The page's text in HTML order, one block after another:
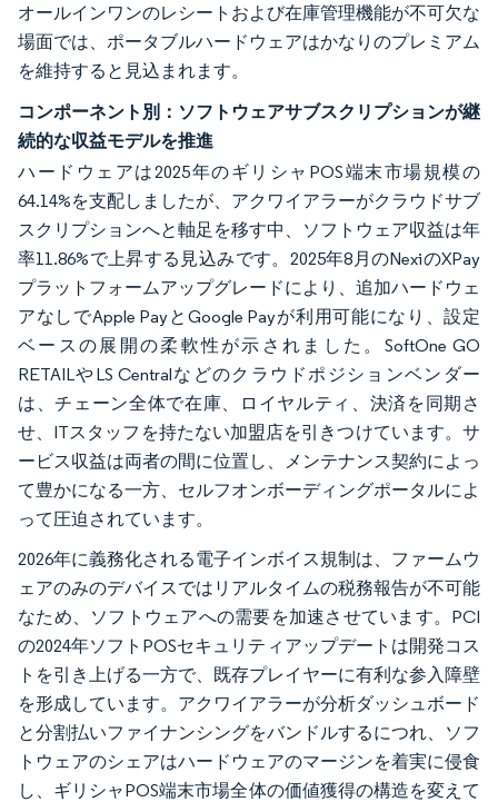
オールインワンのレシートおよび在庫管理機能が不可欠な
場面では、ポータブルハードウェアはかなりのプレミアム
を維持すると見込まれます。
コンポーネント別：ソフトウェアサブスクリプションが継
続的な収益モデルを推進
ハードウェアは2025年のギリシャPOS端末市場規模の
64.14%を支配しましたが、アクワイアラーがクラウドサブ
スクリプションへと軸足を移す中、ソフトウェア収益は年
率11.86%で上昇する見込みです。2025年8月のNexiのXPay
プラットフォームアップグレードにより、追加ハードウェ
アなしでApple PayとGoogle Payが利用可能になり、設定
ベースの展開の柔軟性が示されました。SoftOne GO
RETAILやLS Centralなどのクラウドポジションベンダー
は、チェーン全体で在庫、ロイヤルティ、決済を同期さ
せ、ITスタッフを持たない加盟店を引きつけています。サ
ービス収益は両者の間に位置し、メンテナンス契約によっ
て豊かになる一方、セルフオンボーディングポータルによ
って圧迫されています。
2026年に義務化される電子インボイス規制は、ファームウ
ェアのみのデバイスではリアルタイムの税務報告が不可能
なため、ソフトウェアへの需要を加速させています。PCI
の2024年ソフトPOSセキュリティアップデートは開発コス
トを引き上げる一方で、既存プレイヤーに有利な参入障壁
を形成しています。アクワイアラーが分析ダッシュボード
と分割払いファイナンシングをバンドルするにつれ、ソフ
トウェアのシェアはハードウェアのマージンを着実に侵食
し、ギリシャPOS端末市場全体の価値獲得の構造を変えて